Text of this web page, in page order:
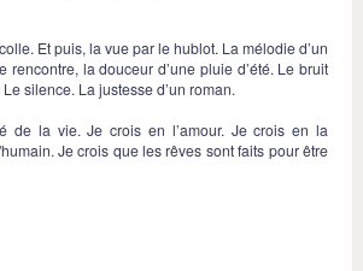
Et puis, la vue par le hublot. La mélodie d’un
rencontre, la douceur d’une pluie d’été. Le bruit
silence. La justesse d’un roman.
de la vie. Je crois en l’amour. Je crois en la
Je crois que les rêves sont faits pour être